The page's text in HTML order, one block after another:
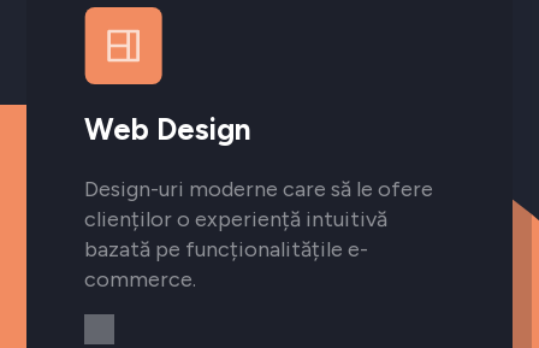
Web Design
Design-uri moderne care să le ofere
clienților o experiență intuitivă
bazată pe funcționalitățile e-
commerce.